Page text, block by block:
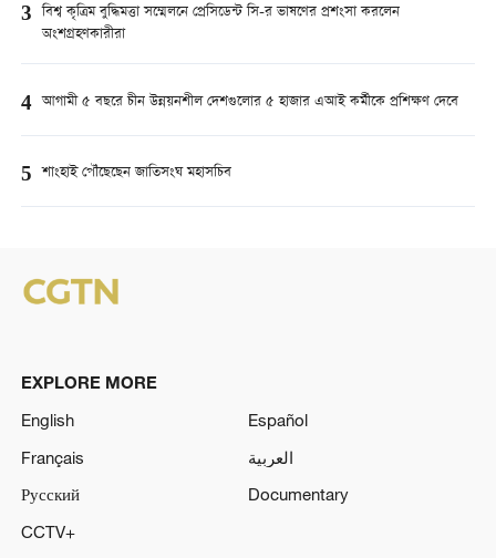
3 বিশ্ব কৃত্রিম বুদ্ধিমত্তা সম্মেলনে প্রেসিডেন্ট সি-র ভাষণের প্রশংসা করলেন
অংশগ্রহণকারীরা
4 আগামী ৫ বছরে চীন উন্নয়নশীল দেশগুলোর ৫ হাজার এআই কর্মীকে প্রশিক্ষণ দেবে
5 শাংহাই পৌঁছেছেন জাতিসংঘ মহাসচিব
EXPLORE MORE
English
Español
Français
العربية
Русский
Documentary
CCTV+